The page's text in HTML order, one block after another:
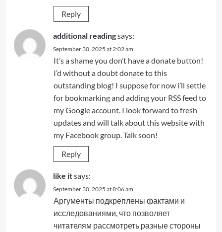
Reply
additional readingsays:
September 30, 2025 at 2:02 am
It’s a shame you don’t have a donate button!
I’d without a doubt donate to this
outstanding blog! I suppose for now i’ll settle
for bookmarking and adding your RSS feed to
my Google account. I look forward to fresh
updates and will talk about this website with
my Facebook group. Talk soon!
Reply
like itsays:
September 30, 2025 at 8:06 am
Аргументы подкреплены фактами и
исследованиями, что позволяет
читателям рассмотреть разные стороны